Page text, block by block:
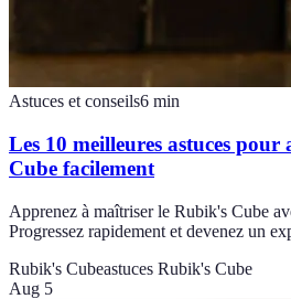
Astuces et conseils6 min
Les 10 meilleures astuces
Cube facilement
Apprenez à maîtriser le Rubik's Cube
Progressez rapidement et devenez un
Rubik's Cubeastuces Rubik's Cube
Aug 5